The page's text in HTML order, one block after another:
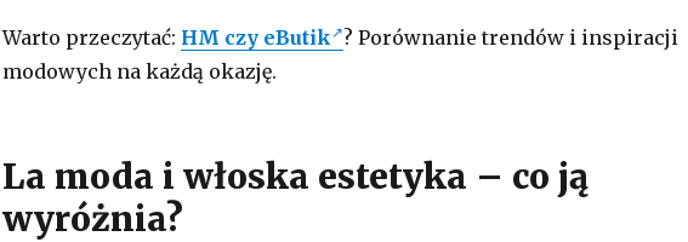
Warto przeczytać: HM czy eButik
? Porównanie trendów i inspiracji
modowych na każdą okazję.
La moda i włoska estetyka – co ją
wyróżnia?